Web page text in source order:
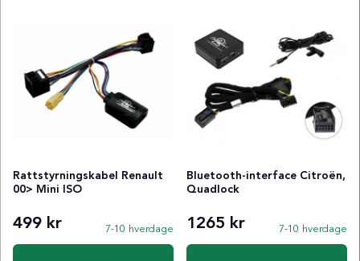
Rattstyrningskabel Renault
00> Mini ISO
499 kr 7-10 hverdage
Bluetooth-interface Citroën,
Quadlock
1265 kr 7-10 hverdage